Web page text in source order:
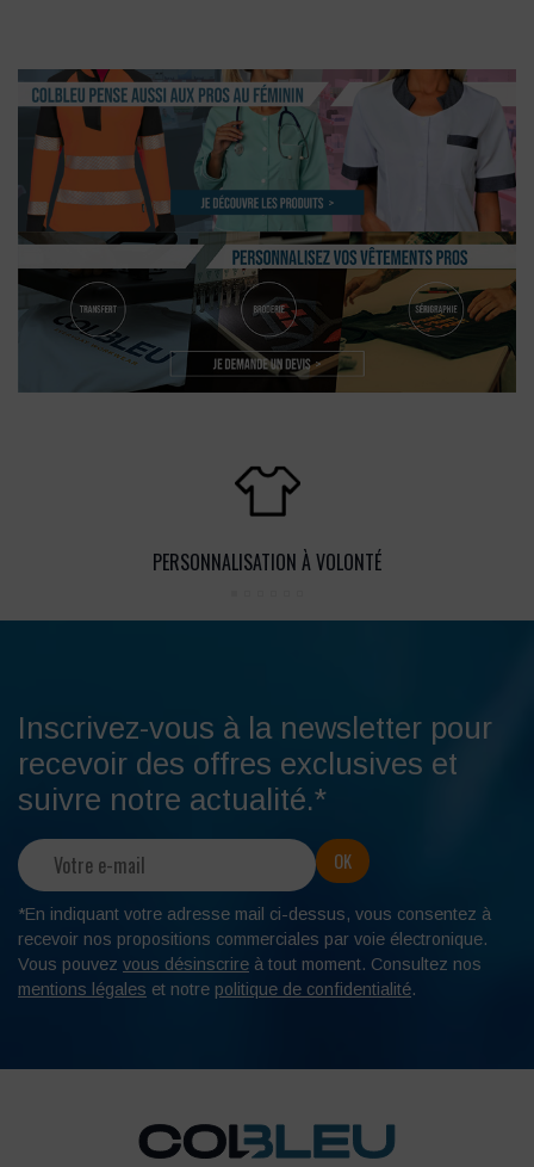
PERSONNALISATION À VOLONTÉ
Inscrivez-vous à la newsletter pour
recevoir des offres exclusives et
suivre notre actualité.*
*En indiquant votre adresse mail ci-dessus, vous consentez à
recevoir nos propositions commerciales par voie électronique.
Vous pouvez vous désinscrire à tout moment. Consultez nos
mentions légales et notre politique de confidentialité.